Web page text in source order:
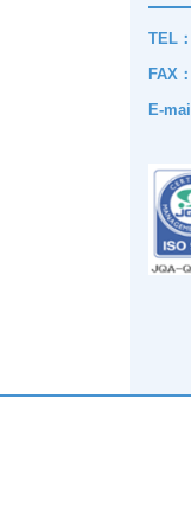
TEL
FAX
E-